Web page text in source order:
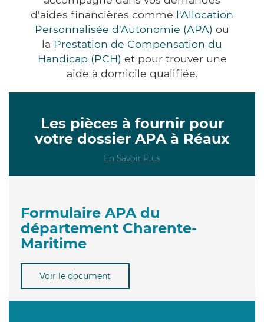
d'aides financières comme l'Allocation
Personnalisée d'Autonomie (APA) ou
la Prestation de Compensation du
Handicap (PCH) et pour trouver une
aide à domicile qualifiée.
Les pièces à fournir pour
votre dossier APA à Réaux
En Savoir Plus
Formulaire APA du
département Charente-
Maritime
Voir le document